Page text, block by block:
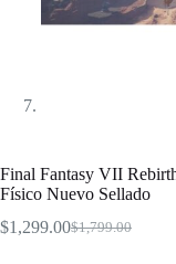
Final Fantasy VII
Físico Nuevo Sellado
$1,799.00
El
$1,299.00El